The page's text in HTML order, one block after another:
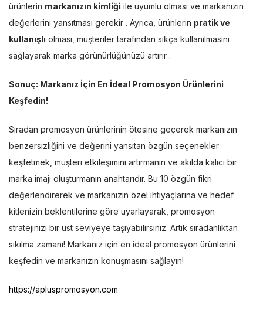
ürünlerin markanızın kimliği ile uyumlu olması ve markanızın
değerlerini yansıtması gerekir . Ayrıca, ürünlerin pratik ve
kullanışlı olması, müşteriler tarafından sıkça kullanılmasını
sağlayarak marka görünürlüğünüzü artırır .
Sonuç: Markanız İçin En İdeal Promosyon Ürünlerini
Keşfedin!
Sıradan promosyon ürünlerinin ötesine geçerek markanızın
benzersizliğini ve değerini yansıtan özgün seçenekler
keşfetmek, müşteri etkileşimini artırmanın ve akılda kalıcı bir
marka imajı oluşturmanın anahtarıdır. Bu 10 özgün fikri
değerlendirerek ve markanızın özel ihtiyaçlarına ve hedef
kitlenizin beklentilerine göre uyarlayarak, promosyon
stratejinizi bir üst seviyeye taşıyabilirsiniz. Artık sıradanlıktan
sıkılma zamanı! Markanız için en ideal promosyon ürünlerini
keşfedin ve markanızın konuşmasını sağlayın!
https://apluspromosyon.com